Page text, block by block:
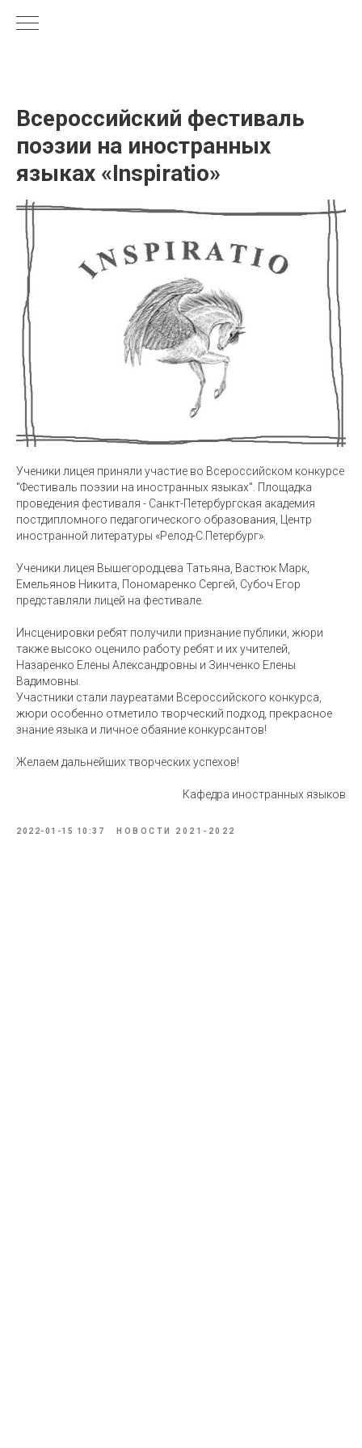
Всероссийский фестиваль
поэзии на иностранных
языках «Inspiratio»
Ученики лицея приняли участие во Всероссийском конкурсе
"Фестиваль поэзии на иностранных языках". Площадка
проведения фестиваля - Санкт-Петербургская академия
постдипломного педагогического образования, Центр
иностранной литературы «Релод-С.Петербург».
Ученики лицея Вышегородцева Татьяна, Вастюк Марк,
Емельянов Никита, Пономаренко Сергей, Субоч Егор
представляли лицей на фестивале.
Инсценировки ребят получили признание публики, жюри
также высоко оценило работу ребят и их учителей,
Назаренко Елены Александровны и Зинченко Елены
Вадимовны.
Участники стали лауреатами Всероссийского конкурса,
жюри особенно отметило творческий подход, прекрасное
знание языка и личное обаяние конкурсантов!
Желаем дальнейших творческих успехов!
Кафедра иностранных языков
2022-01-15 10:37 НОВОСТИ 2021-2022